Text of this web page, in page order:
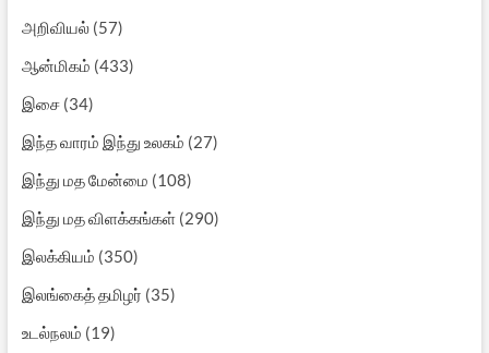
அறிவியல்(57)
ஆன்மிகம் (433)
இசை(34)
இந்த வாரம் இந்து உலகம் (27)
இந்து மத மேன்மை (108)
இந்து மத விளக்கங்கள்(290)
இலக்கியம் (350)
இலங்கைத் தமிழர் (35)
உடல்நலம் (19)